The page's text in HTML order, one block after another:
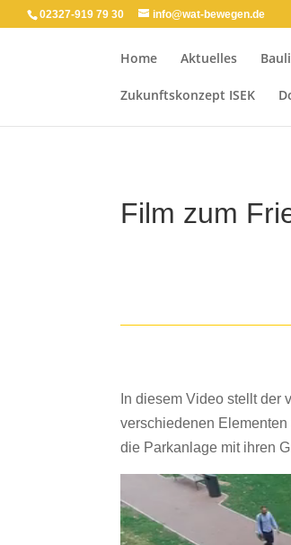
02327-919 79 30 info@wat-bewegen.de
Home Aktuelles
Zukunftskonzept ISEK
Film zum
In diesem Video stellt der
verschiedenen
die Parkanlage mit ihren